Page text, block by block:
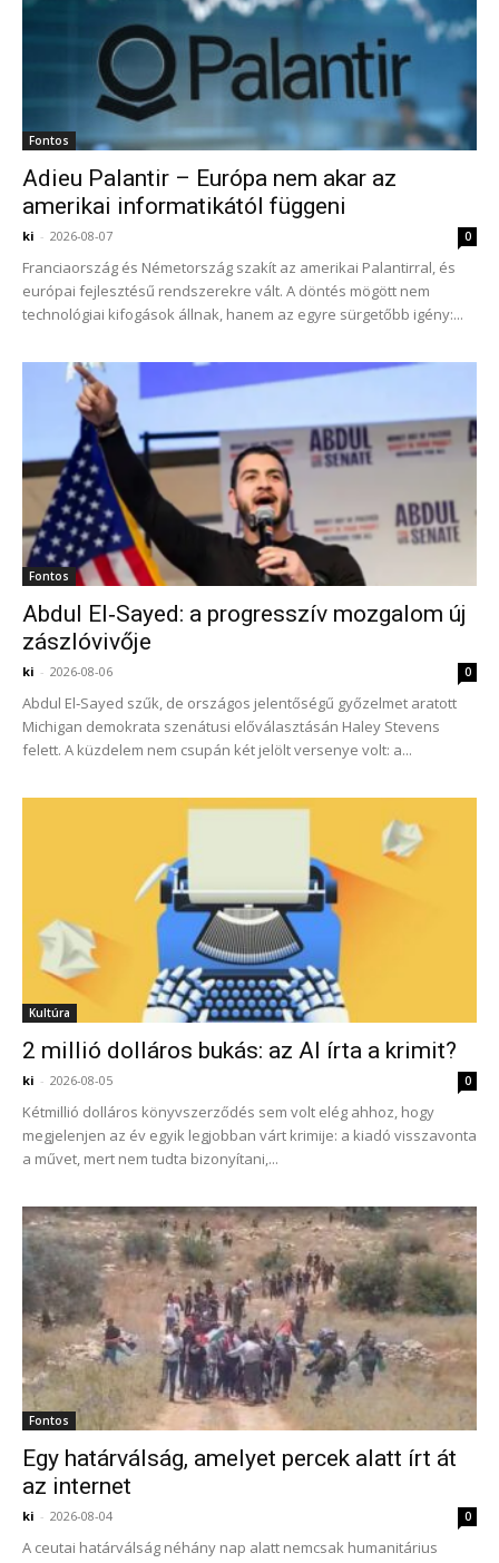
Fontos
Adieu Palantir – Európa nem akar az
amerikai informatikától függeni
ki - 2026-08-07 0
Franciaország és Németország szakít az amerikai Palantirral, és
európai fejlesztésű rendszerekre vált. A döntés mögött nem
technológiai kifogások állnak, hanem az egyre sürgetőbb igény:...
Fontos
Abdul El‑Sayed: a progresszív mozgalom új
zászlóvivője
ki - 2026-08-06 0
Abdul El‑Sayed szűk, de országos jelentőségű győzelmet aratott
Michigan demokrata szenátusi előválasztásán Haley Stevens
felett. A küzdelem nem csupán két jelölt versenye volt: a...
Kultúra
2 millió dolláros bukás: az AI írta a krimit?
ki - 2026-08-05 0
Kétmillió dolláros könyvszerződés sem volt elég ahhoz, hogy
megjelenjen az év egyik legjobban várt krimije: a kiadó visszavonta
a művet, mert nem tudta bizonyítani,...
Fontos
Egy határválság, amelyet percek alatt írt át
az internet
ki - 2026-08-04 0
A ceutai határválság néhány nap alatt nemcsak humanitárius